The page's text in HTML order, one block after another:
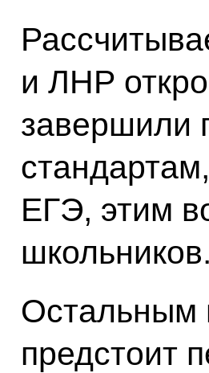
и ЛНР
завершили
ЕГЭ, этим
школьников.
Остальным
предстоит